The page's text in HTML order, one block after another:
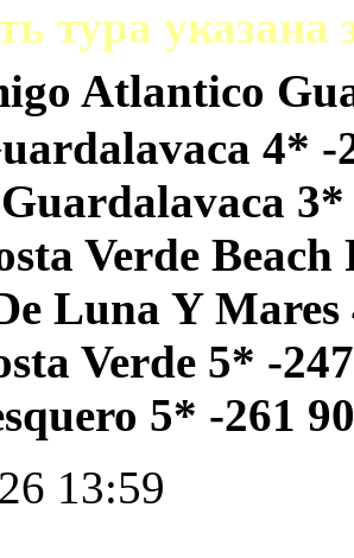
тура
Atlantico
4* -
3*
Verde
Luna Y Mares
Verde 5* -
5* -261
13:59